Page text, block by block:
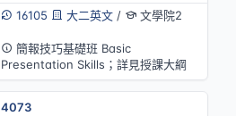
16105
大二英文/ 文學院2
簡報技巧基礎班 Basic
Presentation Skills；詳見授課大綱
4073